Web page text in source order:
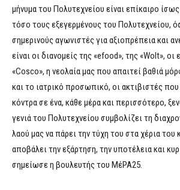
μήνυμα του Πολυτεχνείου είναι επίκαιρο
τόσο τους εξεγερμένους του Πολυτεχνείου,
σημερινούς αγωνιστές για αξιοπρέπεια και
είναι οι διανομείς της «efood», της «Wolt», οι
«Cosco», η νεολαία μας που απαιτεί βαθιά
και το ιατρικό προσωπικό, οι ακτιβιστές
κόντρα σε ένα, κάθε μέρα και περισσότερο,
γενιά του Πολυτεχνείου συμβολίζει τη
λαού μας να πάρει την τύχη του στα χέρια του
αποβάλει την εξάρτηση, την υποτέλεια και
σημείωσε η βουλευτής του ΜέΡΑ25.